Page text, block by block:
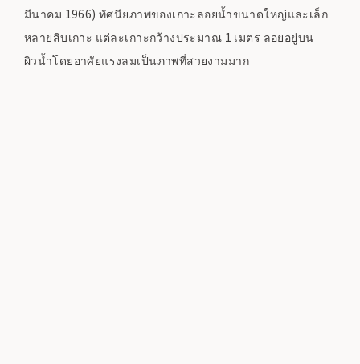
มีนาคม 1966) ทัศนียภาพของเกาะลอยน้ำขนาดใหญ่และเล็ก
หลายสิบเกาะ แต่ละเกาะกว้างประมาณ 1 เมตร ลอยอยู่บน
ผิวน้ำโดยอาศัยแรงลมเป็นภาพที่สวยงามมาก